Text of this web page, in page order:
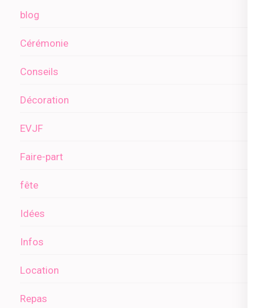
blog
Cérémonie
Conseils
Décoration
EVJF
Faire-part
fête
Idées
Infos
Location
Repas